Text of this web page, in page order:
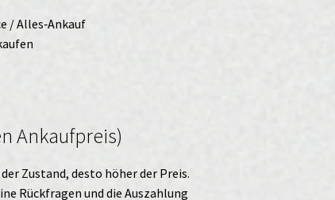
/ Alles‑Ankauf
Ankaufpreis)
Zustand, desto höher der Preis.
Rückfragen und die Auszahlung